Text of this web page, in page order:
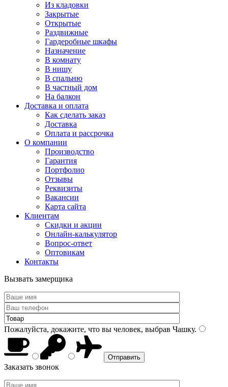
Из кладовки
Закрытые
Открытые
Раздвижные
Гардеробные шкафы
Назначение
В комнату
В нишу
В спальню
В частный дом
На балкон
Доставка и оплата
Как сделать заказ
Доставка
Оплата и рассрочка
О компании
Производство
Гарантия
Портфолио
Отзывы
Реквизиты
Вакансии
Карта сайта
Клиентам
Скидки и акции
Онлайн-калькулятор
Вопрос-ответ
Оптовикам
Контакты
Вызвать замерщика
Пожалуйста, докажите, что вы человек, выбрав Чашку.
Заказать звонок